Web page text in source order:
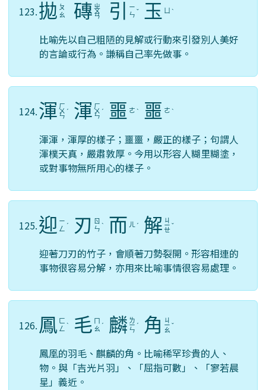
123.拋 ㄆ
ㄠ
磚 ㄓ
ㄨ
ㄢ 引
ㄧ
ㄣ ˇ 玉 ˋ
比喻先以自己粗陋的見解或行動來引發別人美好
的言論或行為。謙稱自己率先做事。
124.渾 ㄏ
ㄨ
ㄣ
ˊ 渾 ㄏ
ㄨ
ㄣ
ˊ 噩 ㄜ ˋ 噩 ㄜ ˋ
渾渾，渾厚的樣子；噩噩，嚴正的樣子；句謂人
渾樸天真，嚴肅敦厚。今用以形容人糊里糊塗，
或對事物無所用心的樣子。
125.迎 ㄧ
ㄥ ˊ 刃
ㄖ
ㄣ ˋ 而 ㄦ ˊ 解 ㄐ
ㄧ
ㄝ
ˇ
迎著刀刃的竹子，會順著刀勢裂開。形容相連的
事物很容易分解，亦用來比喻事情很容易處理。
126. 鳳 ㄈ
ㄥ ˋ 毛 ㄇ
ㄠ ˊ 麟 ㄌ
ㄧ
ㄣ
ˊ 角 ㄐ
ㄧ
ㄠ
ˇ
鳳凰的羽毛、麒麟的角。比喻稀罕珍貴的人、
物。與「吉光片羽」、「屈指可數」、「寥若晨
星」義近。